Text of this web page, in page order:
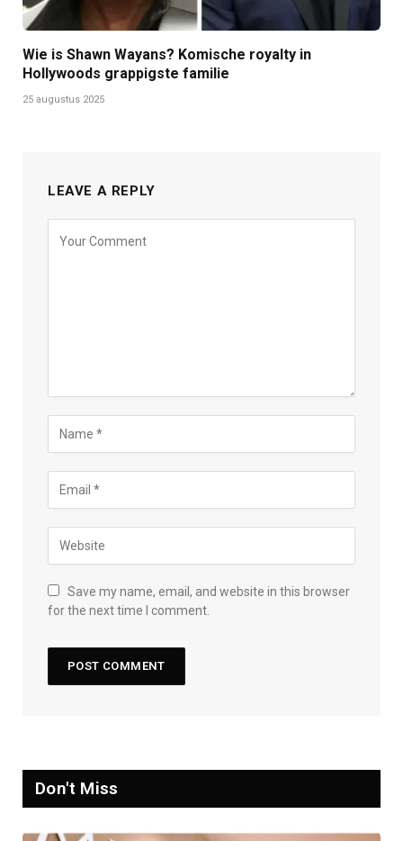
Wie is Shawn Wayans? Komische royalty in
Hollywoods grappigste familie
25 augustus 2025
LEAVE A REPLY
Save my name, email, and website in this browser
for the next time I comment.
Don't Miss